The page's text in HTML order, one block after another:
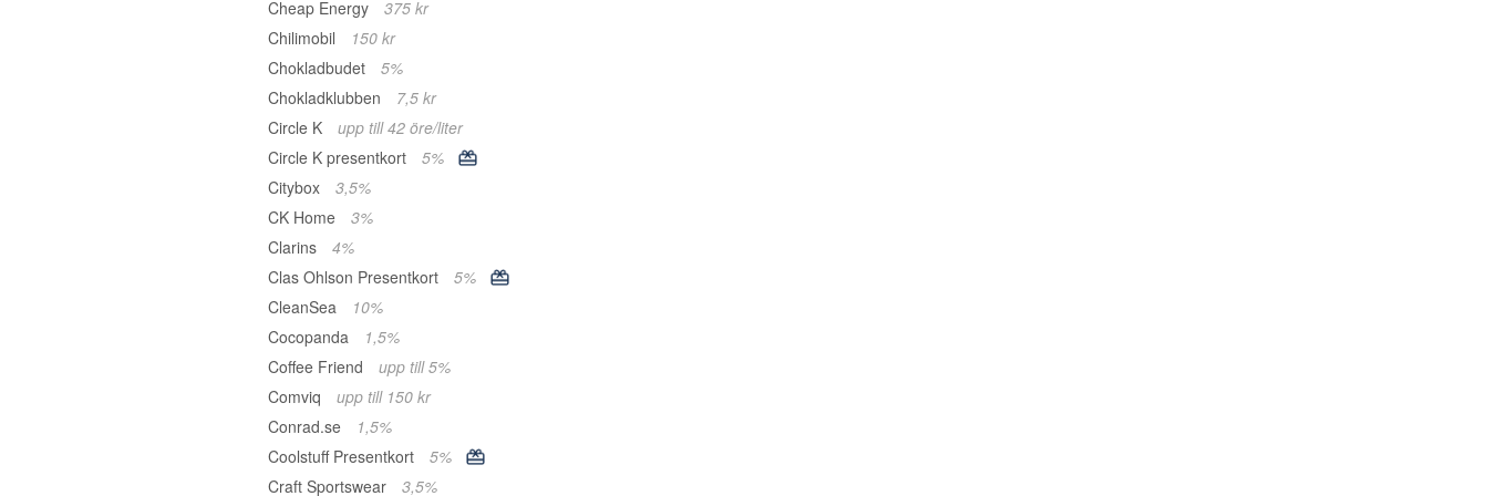
Cheap Energy
375 kr
Chilimobil
150 kr
Chokladbudet
5%
Chokladklubben
7,5 kr
Circle K
upp till 42 öre/liter
Circle K presentkort
5%
Citybox
3,5%
CK Home
3%
Clarins
4%
Clas Ohlson Presentkort
5%
CleanSea
10%
Cocopanda
1,5%
Coffee Friend
upp till 5%
Comviq
upp till 150 kr
Conrad.se
1,5%
Coolstuff Presentkort
5%
Craft Sportswear
3,5%